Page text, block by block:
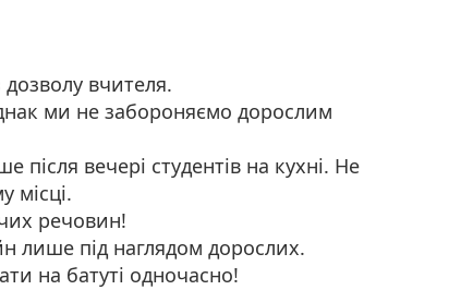
вчителя.
ми не забороняємо дорослим
вечері студентів на кухні. Не
місці.
речовин!
лише під наглядом дорослих.
на батуті одночасно!